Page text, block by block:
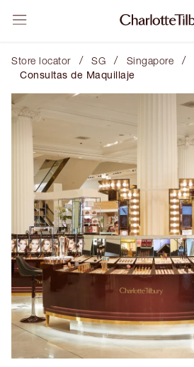
Store locator / SG / Singapore /
Consultas de Maquillaje